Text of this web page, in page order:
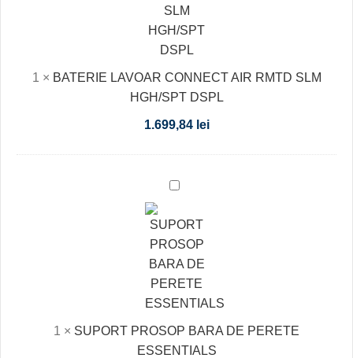
HGH/SPT
DSPL
1 × BATERIE LAVOAR CONNECT AIR RMTD SLM
HGH/SPT DSPL
1.699,84 lei
SUPORT
BARA
DE
PERETE
ESSENTIALS
1 × SUPORT PROSOP BARA DE PERETE
ESSENTIALS